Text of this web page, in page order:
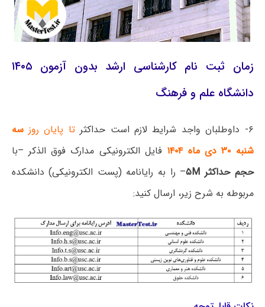
زمان ثبت نام کارشناسی ارشد بدون آزمون ۱۴۰۵
دانشگاه علم و فرهنگ
۶- داوطلبان واجد شرایط لازم است حداکثر تا پایان روزسه
شنبه ۳۰ دی ماه ۱۴۰۴
فایل الکترونیکی مدارک فوق الذکر –با
حجم حداکثر ۵M
– را به رایانامه (پست الکترونیکی) دانشکده
مربوطه به شرح زیر، ارسال کنید: